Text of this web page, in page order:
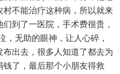
不能治疗这种病，所以就来
到了一医院，手术费很贵，
，无助的眼神，让人心碎，
出去，很多人知道了都去为
了，最后那个小朋友得救